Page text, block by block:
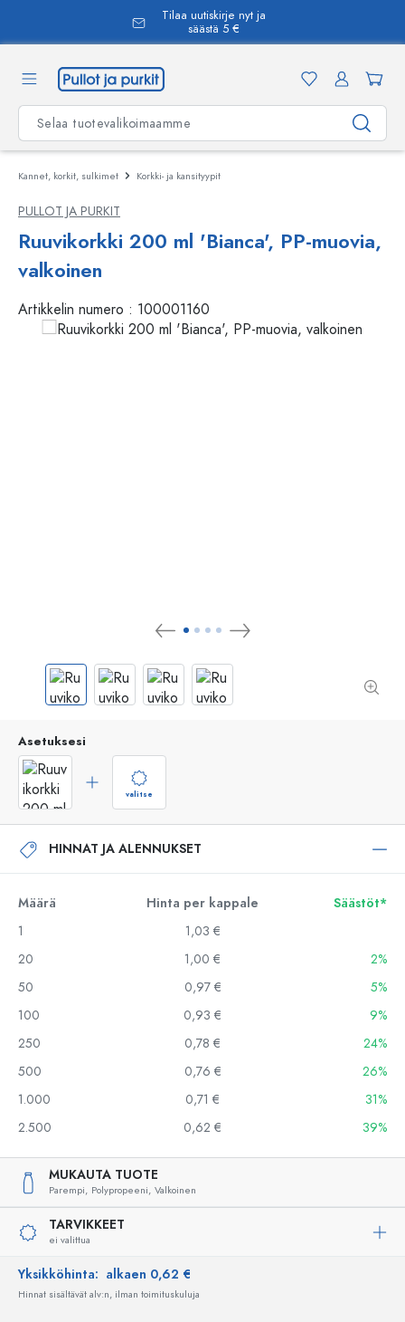
Tilaa uutiskirje nyt ja
säästä 5 €
Kannet, korkit, sulkimet Korkki- ja kansityypit
PULLOT JA PURKIT
Ruuvikorkki 200 ml 'Bianca', PP-muovia,
valkoinen
Artikkelin numero : 100001160
Asetuksesi
valitse
HINNAT JA ALENNUKSET
Määrä Hinta per kappale
Säästöt*
1
1,03 €
20
1,00 €
2%
50
0,97 €
5%
100
0,93 €
9%
250
0,78 €
24%
500
0,76 €
26%
1.000
0,71 €
31%
2.500
0,62 € 39%
MUKAUTA TUOTE
Parempi, Polypropeeni, Valkoinen
TARVIKKEET
ei valittua
Yksikköhinta: alkaen 0,62 €
Hinnat sisältävät alv:n, ilman toimituskuluja